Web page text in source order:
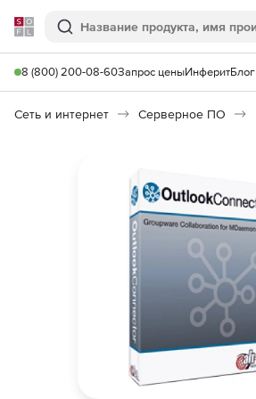
Softline
Поиск
8 (800) 200-08-60Запрос ценыИнферитБлог
Сеть и интернет Серверное ПО